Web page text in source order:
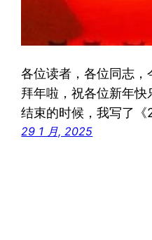
各位读者，各位同志
拜年啦，祝各位新年
结束的时候，我写了
29 1 月, 2025